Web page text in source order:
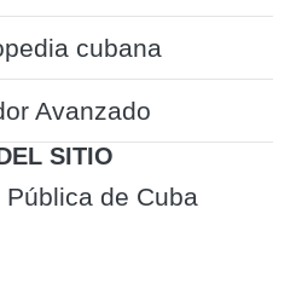
cubana
Avanzado
SITIO
de Cuba